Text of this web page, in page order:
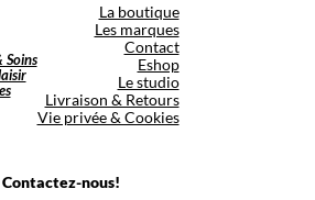
Soins
La boutique
Les marques
Contact
Eshop
Le studio
Livraison & Retours
Vie privée & Cookies
Contactez-nous!